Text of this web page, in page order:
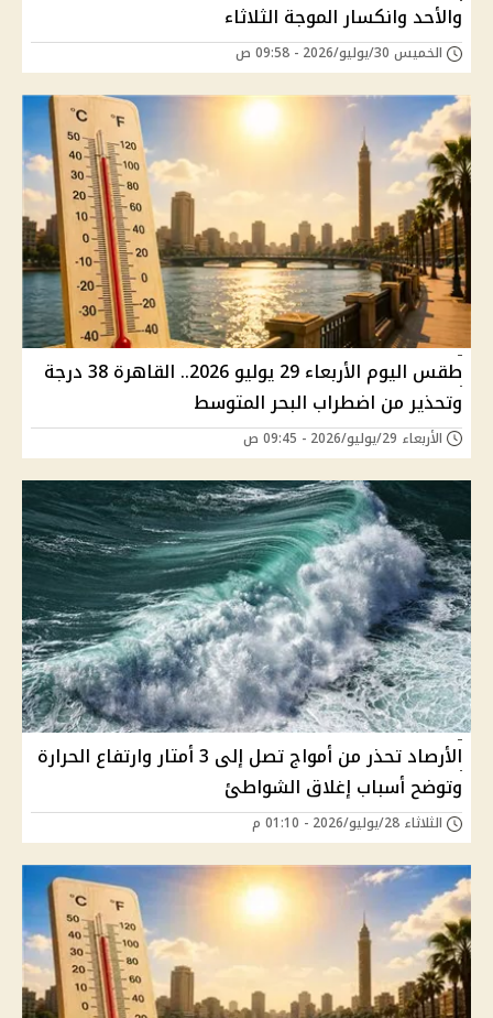
والأحد وانكسار الموجة الثلاثاء
الخميس 30/يوليو/2026 - 09:58 ص
طقس اليوم الأربعاء 29 يوليو 2026.. القاهرة 38 درجة
وتحذير من اضطراب البحر المتوسط
الأربعاء 29/يوليو/2026 - 09:45 ص
الأرصاد تحذر من أمواج تصل إلى 3 أمتار وارتفاع الحرارة
وتوضح أسباب إغلاق الشواطئ
الثلاثاء 28/يوليو/2026 - 01:10 م